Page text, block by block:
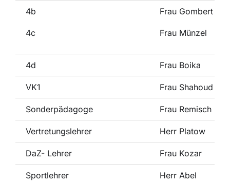
4b
4c
Frau Gombert
Frau Münzel
4d Frau Boika
VK1 Frau Shahoud
Sonderpädagoge Frau Remisch
Vertretungslehrer Herr Platow
DaZ- Lehrer Frau Kozar
Sportlehrer Herr Abel